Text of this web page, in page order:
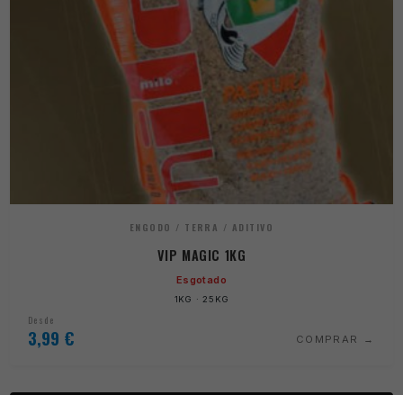
ENGODO / TERRA / ADITIVO
VIP MAGIC 1KG
Esgotado
1KG · 25KG
Desde
3,99 € COMPRAR